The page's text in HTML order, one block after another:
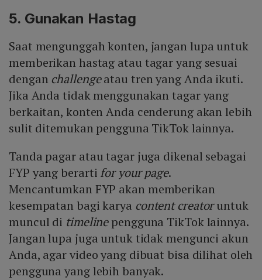
5. Gunakan Hastag
Saat mengunggah konten, jangan lupa untuk
memberikan hastag atau tagar yang sesuai
dengan challengeatau tren yang Anda ikuti.
Jika Anda tidak menggunakan tagar yang
berkaitan, konten Anda cenderung akan lebih
sulit ditemukan pengguna TikTok lainnya.
Tanda pagar atau tagar juga dikenal sebagai
FYP yang berarti for your page.
Mencantumkan FYP akan memberikan
kesempatan bagi karya content creatoruntuk
muncul di timelinepengguna TikTok lainnya.
Jangan lupa juga untuk tidak mengunci akun
Anda, agar video yang dibuat bisa dilihat oleh
pengguna yang lebih banyak.